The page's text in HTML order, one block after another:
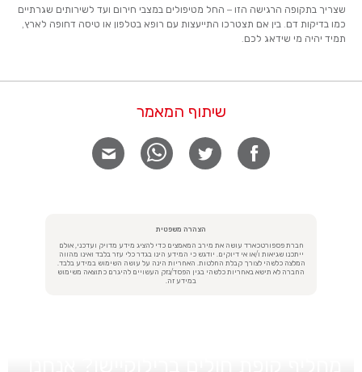
שצריך בתקופה הרגישה הזו – החל מטיפולים במצבי חירום ועד לשירותים שגרתיים
כמו בדיקות דם. בין אם תצטרכו התייעצות עם רופא בטלפון או טיסה דחופה לארץ,
תמיד יהיה מי שידאג לכם.
שיתוף המאמר
הצהרה משפטית
חברת פספורטכארד עושה את מירב המאמצים כדי להציג מידע מדויק ועדכני, אולם
ייתכנו שגיאות ו/או אי דיוקים. יודגש כי המידע הינו בגדר כלי עזר בלבד ואינו מהווה
המלצה כלשהי לצורך קבלת החלטות. האחריות הינה על עושה השימוש במידע בלבד.
החברה לא תישא באחריות כלשהי בגין הפסד/נזק העשויים להיגרם כתוצאה משימוש
במידע זה.